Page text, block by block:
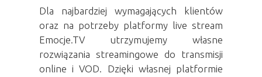
Dla najbardziej wymagających klientów
oraz na potrzeby platformy live stream
Emocje.TV utrzymujemy własne
rozwiązania streamingowe do transmisji
online i VOD. Dzięki własnej platformie